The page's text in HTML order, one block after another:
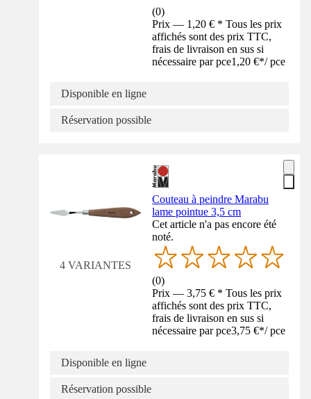
(0)
Prix — 1,20 € * Tous les prix
affichés sont des prix TTC,
frais de livraison en sus si
nécessaire par pce1,20 €*/ pce
Disponible en ligne
Réservation possible
4 VARIANTES
Couteau à peindre Marabu
lame pointue 3,5 cm
Cet article n'a pas encore été
noté.
(0)
Prix — 3,75 € * Tous les prix
affichés sont des prix TTC,
frais de livraison en sus si
nécessaire par pce3,75 €*/ pce
Disponible en ligne
Réservation possible